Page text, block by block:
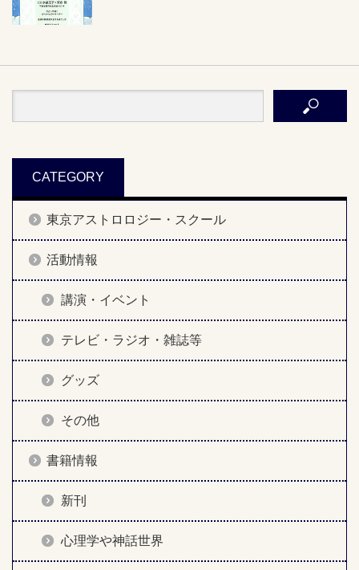
CATEGORY
東京アストロロジー・スクール
活動情報
講演・イベント
テレビ・ラジオ・雑誌等
グッズ
その他
書籍情報
新刊
心理学や神話世界